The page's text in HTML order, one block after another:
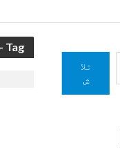
Tag - ثبوت
تلا
ش